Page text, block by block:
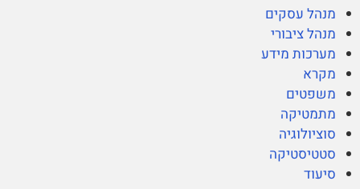
מנהל עסקים
מנהל ציבורי
מערכות מידע
מקרא
משפטים
מתמטיקה
סוציולוגיה
סטטיסטיקה
סיעוד